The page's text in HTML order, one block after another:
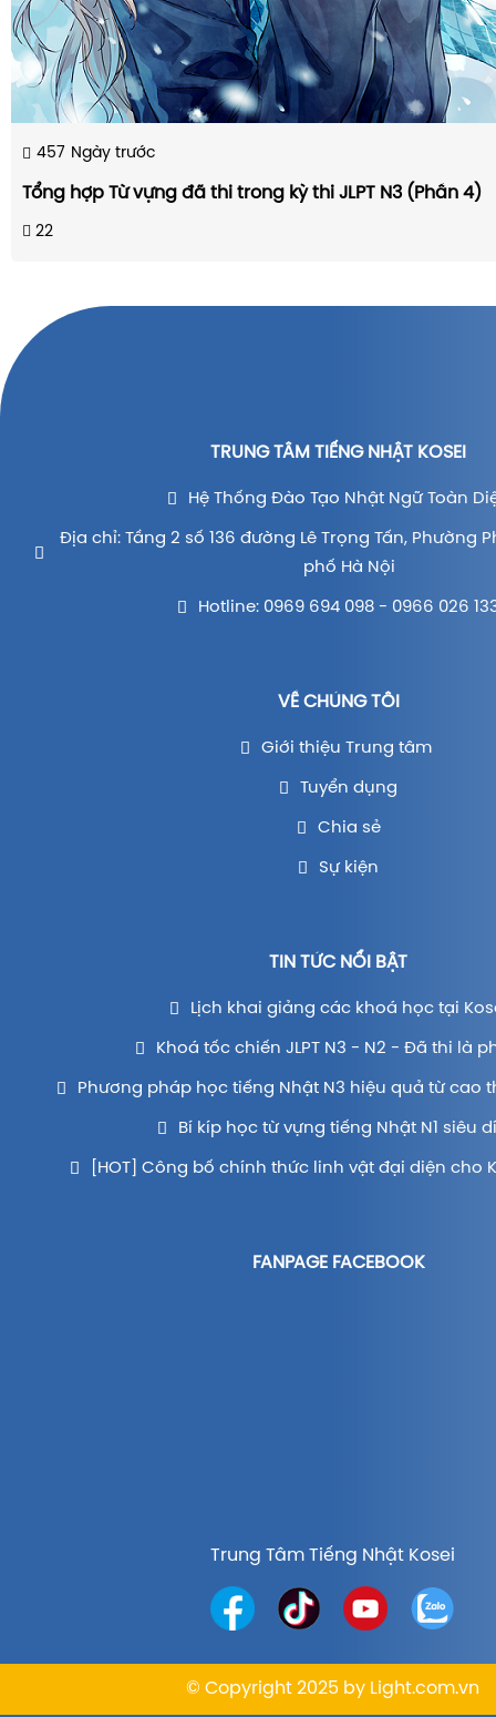
457 Ngày trước
Tổng hợp Từ vựng đã thi trong kỳ thi JLPT N3 (Phần 4)
22
TRUNG TÂM TIẾNG NHẬT KOSEI
Hệ Thống Đào Tạo Nhật Ngữ Toàn
Địa chỉ: Tầng 2 số 136 đường Lê Trọng Tấn, Phường
phố Hà Nội
Hotline: 0969 694 098 - 0966 026
VỀ CHÚNG TÔI
Giới thiệu Trung tâm
Tuyển dụng
Chia sẻ
Sự kiện
TIN TỨC NỔI BẬT
Lịch khai giảng các khoá học tại
Khoá tốc chiến JLPT N3 - N2 - Đã thi là
Phương pháp học tiếng Nhật N3 hiệu quả từ cao
Bí kíp học từ vựng tiếng Nhật N1 siêu
[HOT] Công bố chính thức linh vật đại diện cho
FANPAGE FACEBOOK
Trung Tâm Tiếng Nhật Kosei
© Copyright 2025 by Light.com.vn